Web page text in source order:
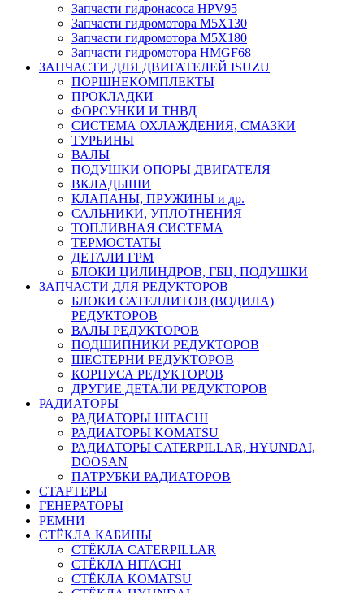
Запчасти гидронасоса HPV95
Запчасти гидромотора M5X130
Запчасти гидромотора M5X180
Запчасти гидромотора HMGF68
ЗАПЧАСТИ ДЛЯ ДВИГАТЕЛЕЙ ISUZU
ПОРШНЕКОМПЛЕКТЫ
ПРОКЛАДКИ
ФОРСУНКИ И ТНВД
СИСТЕМА ОХЛАЖДЕНИЯ, СМАЗКИ
ТУРБИНЫ
ВАЛЫ
ПОДУШКИ ОПОРЫ ДВИГАТЕЛЯ
ВКЛАДЫШИ
КЛАПАНЫ, ПРУЖИНЫ и др.
САЛЬНИКИ, УПЛОТНЕНИЯ
ТОПЛИВНАЯ СИСТЕМА
ТЕРМОСТАТЫ
ДЕТАЛИ ГРМ
БЛОКИ ЦИЛИНДРОВ, ГБЦ, ПОДУШКИ
ЗАПЧАСТИ ДЛЯ РЕДУКТОРОВ
БЛОКИ САТЕЛЛИТОВ (ВОДИЛА)
РЕДУКТОРОВ
ВАЛЫ РЕДУКТОРОВ
ПОДШИПНИКИ РЕДУКТОРОВ
ШЕСТЕРНИ РЕДУКТОРОВ
КОРПУСА РЕДУКТОРОВ
ДРУГИЕ ДЕТАЛИ РЕДУКТОРОВ
РАДИАТОРЫ
РАДИАТОРЫ HITACHI
РАДИАТОРЫ KOMATSU
РАДИАТОРЫ CATERPILLAR, HYUNDAI,
DOOSAN
ПАТРУБКИ РАДИАТОРОВ
СТАРТЕРЫ
ГЕНЕРАТОРЫ
РЕМНИ
СТЁКЛА КАБИНЫ
СТЁКЛА CATERPILLAR
СТЁКЛА HITACHI
СТЁКЛА KOMATSU